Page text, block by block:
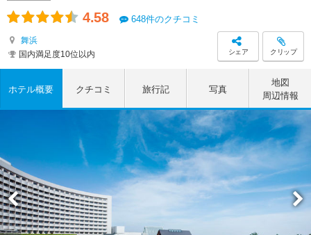
4.58 648件のクチコミ
舞浜
国内満足度10位以内
シェア クリップ
ホテル概要 クチコミ 旅行記 写真
地図
周辺情報